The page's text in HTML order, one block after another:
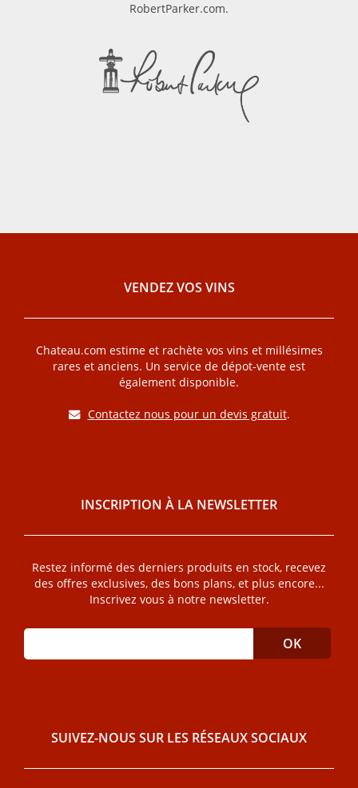
RobertParker.com.
VENDEZ VOS VINS
Chateau.com estime et rachète vos vins et millésimes
rares et anciens. Un service de dépot-vente est
également disponible.
Contactez nous pour un devis gratuit.
INSCRIPTION À LA NEWSLETTER
Restez informé des derniers produits en stock, recevez
des offres exclusives, des bons plans, et plus encore...
Inscrivez vous à notre newsletter.
SUIVEZ-NOUS SUR LES RÉSEAUX SOCIAUX